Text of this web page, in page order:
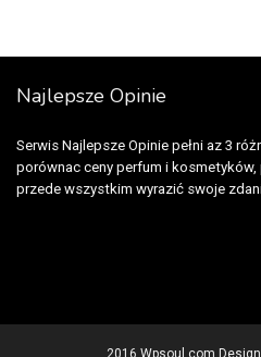
Najlepsze Opinie
Serwis Najlepsze Opinie pełni az 3
porównac ceny perfum i
przede wszystkim wyrazić swoje
2016 Wpsoul.com